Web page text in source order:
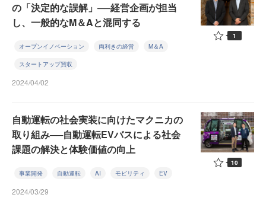
の「決定的な誤解」──経営企画が担当
し、一般的なM＆Aと混同する
オープンイノベーション 両利きの経営 M＆A
スタートアップ買収
2024/04/02
1
自動運転の社会実装に向けたマクニカの
取り組み──自動運転EVバスによる社会
課題の解決と体験価値の向上
事業開発 自動運転 AI モビリティ EV
2024/03/29
10